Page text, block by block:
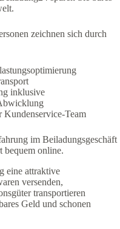
zeichnen sich durch
inklusive
Kundenservice-Team
im Beiladungsgeschäft
bequem online.
eine attraktive
versenden,
transportieren
Geld und schonen